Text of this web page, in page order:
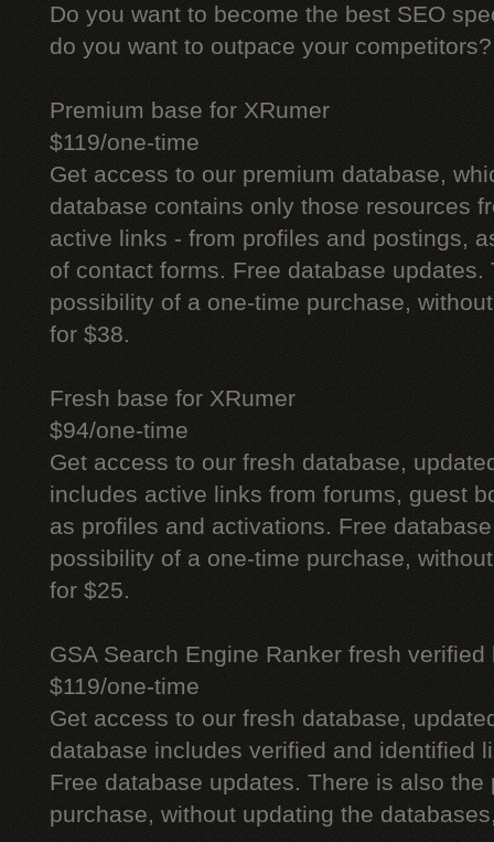
Do you want to become the best SEO
do you want to outpace your competitors?
Premium base for XRumer
$119/one-time
Get access to our premium database,
database contains only those resources
active links - from profiles and postings,
of contact forms. Free database updates.
possibility of a one-time purchase,
for $38.
Fresh base for XRumer
$94/one-time
Get access to our fresh database,
includes active links from forums, guest
as profiles and activations. Free
possibility of a one-time purchase,
for $25.
GSA Search Engine Ranker fresh verified
$119/one-time
Get access to our fresh database,
database includes verified and identified
Free database updates. There is also
purchase, without updating the